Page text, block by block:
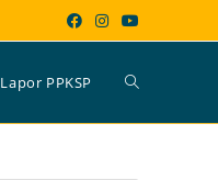
Lapor PPKSP